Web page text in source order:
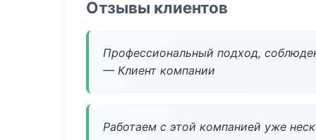
Отзывы клиентов
Профессиональный подход,
— Клиент компании
Работаем с этой компанией уже